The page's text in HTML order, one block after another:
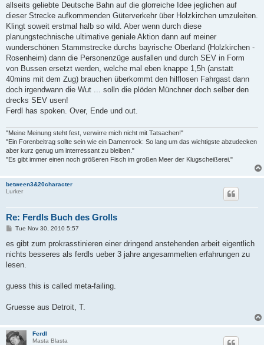
allseits geliebte Deutsche Bahn auf die glorreiche Idee jeglichen auf
dieser Strecke aufkommenden Güterverkehr über Holzkirchen umzuleiten.
Klingt soweit erstmal halb so wild. Aber wenn durch diese
planungstechnische ultimative geniale Aktion dann auf meiner
wunderschönen Stammstrecke durchs bayrische Oberland (Holzkirchen -
Rosenheim) dann die Personenzüge ausfallen und durch SEV in Form
von Bussen ersetzt werden, welche mal eben knappe 1,5h (anstatt
40mins mit dem Zug) brauchen überkommt den hilflosen Fahrgast dann
doch irgendwann die Wut ... solln die plöden Münchner doch selber den
drecks SEV usen!
Ferdl has spoken. Over, Ende und out.
"Meine Meinung steht fest, verwirre mich nicht mit Tatsachen!"
"Ein Forenbeitrag sollte sein wie ein Damenrock: So lang um das wichtigste abzudecken
aber kurz genug um interressant zu bleiben."
"Es gibt immer einen noch größeren Fisch im großen Meer der Klugscheißerei."
between3&20character
Lurker
Re: Ferdls Buch des Grolls
P
s
Tue Nov 30, 2010 5:57
es gibt zum prokrasstinieren einer dringend anstehenden arbeit eigentlich
nichts besseres als ferdls ueber 3 jahre angesammelten erfahrungen zu
lesen.
guess this is called meta-failing.
Gruesse aus Detroit, T.
Ferdl
Masta Blasta